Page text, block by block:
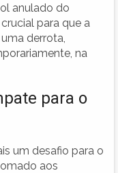
anulado do
para que a
derrota,
na
para o
um desafio para o
aos